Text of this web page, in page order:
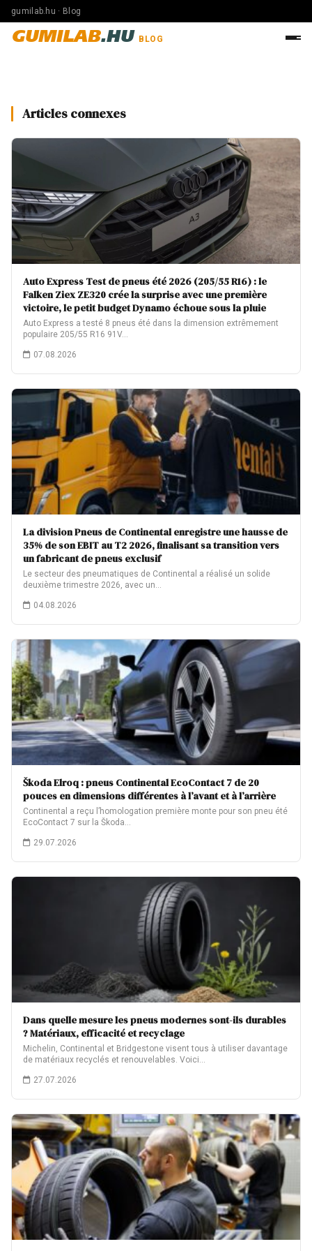
gumilab.hu · Blog
GUMILAB.HU BLOG
Articles connexes
Auto Express Test de pneus été 2026 (205/55 R16) : le
Falken Ziex ZE320 crée la surprise avec une première
victoire, le petit budget Dynamo échoue sous la pluie
Auto Express a testé 8 pneus été dans la dimension extrêmement
populaire 205/55 R16 91V…
07.08.2026
La division Pneus de Continental enregistre une hausse de
35% de son EBIT au T2 2026, finalisant sa transition vers
un fabricant de pneus exclusif
Le secteur des pneumatiques de Continental a réalisé un solide
deuxième trimestre 2026, avec un…
04.08.2026
Škoda Elroq : pneus Continental EcoContact 7 de 20
pouces en dimensions différentes à l’avant et à l’arrière
Continental a reçu l’homologation première monte pour son pneu été
EcoContact 7 sur la Škoda…
29.07.2026
Dans quelle mesure les pneus modernes sont-ils durables
? Matériaux, efficacité et recyclage
Michelin, Continental et Bridgestone visent tous à utiliser davantage
de matériaux recyclés et renouvelables. Voici…
27.07.2026